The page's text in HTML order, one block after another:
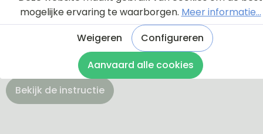
een tutorial die u een rondleiding geeft door de
ontwerptool. Hierdoor weet u precies hoe u zelf uw
naambordje helemaal kunt aanpassen en naar uw
eigen smaak kunt ontwerpen.
Bekijk de instructie
mogelijke ervaring te waarborgen. Meer informatie...
Weigeren
Configureren
Aanvaard alle cookies